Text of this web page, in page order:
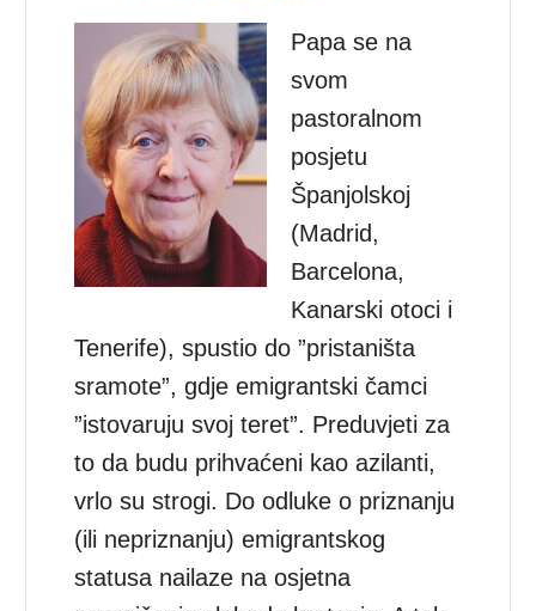
Papa se na
svom
pastoralnom
posjetu
Španjolskoj
(Madrid,
Barcelona,
Kanarski otoci i
Tenerife), spustio do ”pristaništa
sramote”, gdje emigrantski čamci
”istovaruju svoj teret”. Preduvjeti za
to da budu prihvaćeni kao azilanti,
vrlo su strogi. Do odluke o priznanju
(ili nepriznanju) emigrantskog
statusa nailaze na osjetna